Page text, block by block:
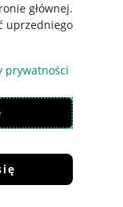
głównej.
uprzedniego
prywatności
regulaminu